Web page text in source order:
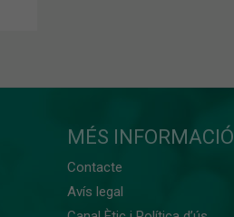
MÉS INFORMACIÓ
Contacte
Avís legal